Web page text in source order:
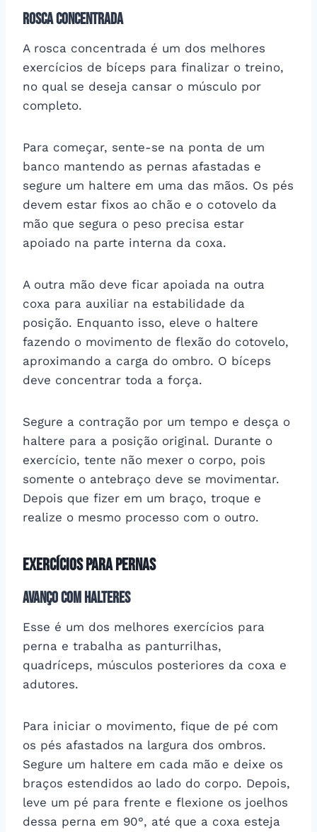
Rosca concentrada
A rosca concentrada é um dos melhores
exercícios de bíceps para finalizar o treino,
no qual se deseja cansar o músculo por
completo.
Para começar, sente-se na ponta de um
banco mantendo as pernas afastadas e
segure um haltere em uma das mãos. Os pés
devem estar fixos ao chão e o cotovelo da
mão que segura o peso precisa estar
apoiado na parte interna da coxa.
A outra mão deve ficar apoiada na outra
coxa para auxiliar na estabilidade da
posição. Enquanto isso, eleve o haltere
fazendo o movimento de flexão do cotovelo,
aproximando a carga do ombro. O bíceps
deve concentrar toda a força.
Segure a contração por um tempo e desça o
haltere para a posição original. Durante o
exercício, tente não mexer o corpo, pois
somente o antebraço deve se movimentar.
Depois que fizer em um braço, troque e
realize o mesmo processo com o outro.
Exercícios para pernas
Avanço com halteres
Esse é um dos melhores exercícios para
perna e trabalha as panturrilhas,
quadríceps, músculos posteriores da coxa e
adutores.
Para iniciar o movimento, fique de pé com
os pés afastados na largura dos ombros.
Segure um haltere em cada mão e deixe os
braços estendidos ao lado do corpo. Depois,
leve um pé para frente e flexione os joelhos
dessa perna em 90°, até que a coxa esteja